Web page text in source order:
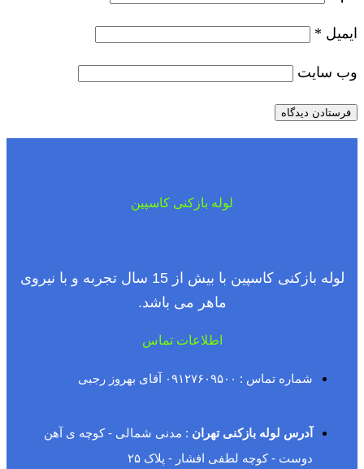
ایمیل *
وب‌ سایت
لوله بازکنی کاسپین
لوله بازکنی کاسپین با بیش از 15 سال تجربه و با نیروی
ماهر می باشد.
اطلاعات تماس
شماره تماس : ۰۹۱۲۷۶۰۹۵۰۰ آقای بهروز رجبی
آدرس لوله بازکنی تهران : مدنی شمالی - کوچه ی آهن
دوست - کوچه لطفی افشار - پلاک ۲۵